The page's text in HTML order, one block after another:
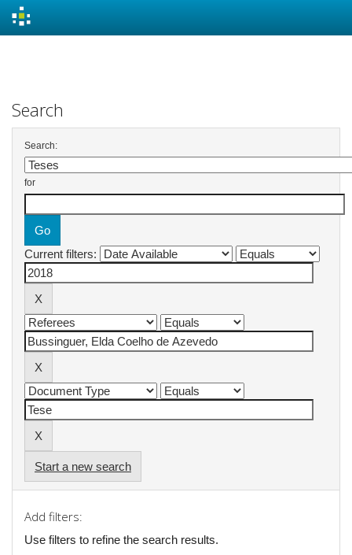
Search
Search:
for
Current filters:
Start a new search
Add filters:
Use filters to refine the search results.